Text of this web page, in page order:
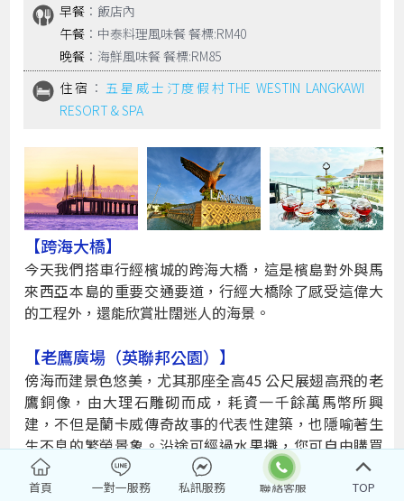
早餐 ：飯店內
午餐 ：中泰料理風味餐 餐標:RM40
晚餐 ：海鮮風味餐 餐標:RM85
住宿 ： 五星威士汀度假村THE WESTIN LANGKAWI
RESORT & SPA
【跨海大橋】
今天我們搭車行經檳城的跨海大橋，這是檳島對外與馬
來西亞本島的重要交通要道，行經大橋除了感受這偉大
的工程外，還能欣賞壯闊迷人的海景。
【老鷹廣場（英聯邦公園）】
傍海而建景色悠美，尤其那座全高45 公尺展翅高飛的老
鷹銅像，由大理石雕砌而成，耗資一千餘萬馬幣所興
建，不但是蘭卡威傳奇故事的代表性建築，也隱喻著生
生不息的繁榮景象。沿途可經過水果攤，您可自由購買
新鮮廉價的熱帶水果，帶回飯店內大快朵頤一番。
首頁 一對一服務 私訊服務 TOP